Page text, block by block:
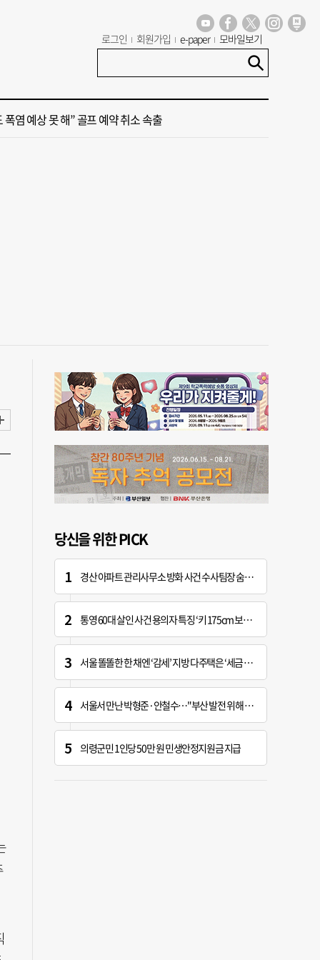
로그인 회원가입 e-paper 모바일보기
우성향 단체 '신남성연대' 대표 숨진 채 발견
폭염 예상 못 해” 골프 예약 취소 속출
산’ 식히려면 꽉 막힌 바람길 53곳 열어라
당신을 위한 PICK
경산 아파트 관리사무소 방화 사건 수사팀장 숨진 채 발견
통영 60대 살인 사건 용의자 특징 ‘키 175cm 보통 체격’
서울 똘똘한 한 채엔 ‘감세’ 지방 다주택은 ‘세금 폭탄’
서울서 만난 박형준·안철수…"부산 발전 위해 힘 보태기로"
의령군민 1인당 50만 원 민생안정지원금 지급